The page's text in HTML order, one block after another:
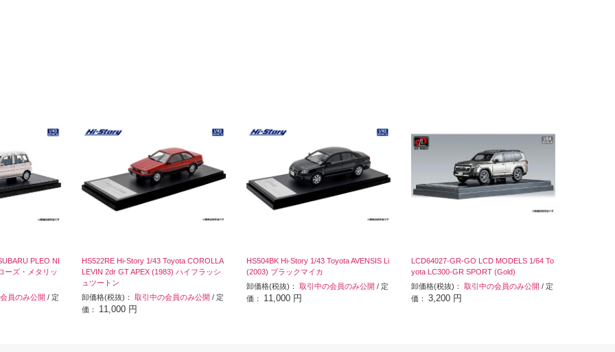
PLEO NI
ーズ・メタリッ
員のみ公開 / 定
HS522RE Hi-Story 1/43 Toyota COROLLA
LEVIN 2dr GT APEX (1983) ハイフラッシ
ュツートン
卸価格(税抜)： 取引中の会員のみ公開 / 定
価： 11,000 円
HS504BK Hi-Story 1/43 Toyota AVENSIS Li
(2003) ブラックマイカ
卸価格(税抜)： 取引中の会員のみ公開 / 定
価： 11,000 円
LCD64027-GR-GO LCD MODELS 1/64 To
yota LC300-GR SPORT (Gold)
卸価格(税抜)： 取引中の会員のみ公開 / 定
価： 3,200 円